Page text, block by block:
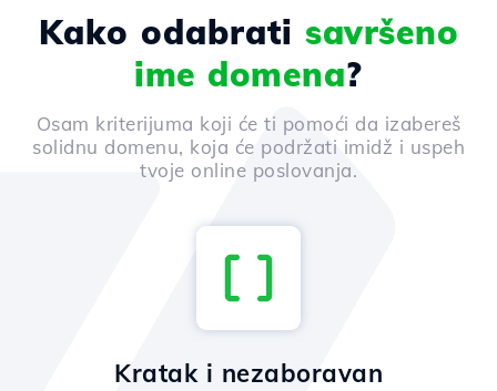
Kako odabrati savršeno
ime domena?
Osam kriterijuma koji će ti pomoći da izabereš
solidnu domenu, koja će podržati imidž i uspeh
tvoje online poslovanja.
Kratak i nezaboravan